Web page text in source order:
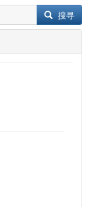
搜寻